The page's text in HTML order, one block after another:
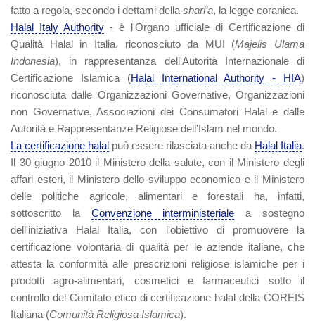
fatto a regola, secondo i dettami della shari’a, la legge coranica.
Halal Italy Authority -è l'Organo ufficiale di Certificazione di
Qualità Halal in Italia, riconosciuto da MUI (Majelis Ulama
Indonesia), in rappresentanza dell'Autorità Internazionale di
Certificazione Islamica (Halal International Authority - HIA)
riconosciuta dalle Organizzazioni Governative, Organizzazioni
non Governative, Associazioni dei Consumatori Halal e dalle
Autorità e Rappresentanze Religiose dell'Islam nel mondo.
La certificazione halal può essere rilasciata anche da Halal Italia.
Il 30 giugno 2010 il Ministero della salute, con il Ministero degli
affari esteri, il Ministero dello sviluppo economico e il Ministero
delle politiche agricole, alimentari e forestali ha, infatti,
sottoscritto la Convenzione interministeriale a sostegno
dell'iniziativa Halal Italia, con l'obiettivo di promuovere la
certificazione volontaria di qualità per le aziende italiane, che
attesta la conformità alle prescrizioni religiose islamiche per i
prodotti agro-alimentari, cosmetici e farmaceutici sotto il
controllo del Comitato etico di certificazione halal della COREIS
Italiana (Comunità Religiosa Islamica).